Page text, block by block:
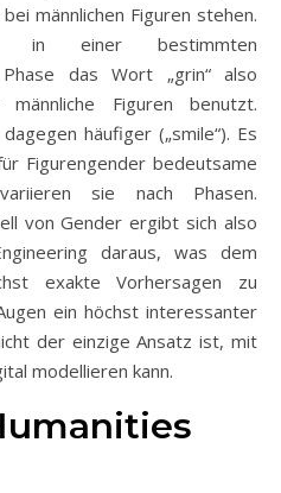
männlichen Figuren stehen.
in einer bestimmten
Phase das Wort „grin“ also
Figuren benutzt.
häufiger („smile“). Es
Figurengender bedeutsame
sie nach Phasen.
von Gender ergibt sich also
daraus, was dem
exakte Vorhersagen zu
ein höchst interessanter
der einzige Ansatz ist, mit
modellieren kann.